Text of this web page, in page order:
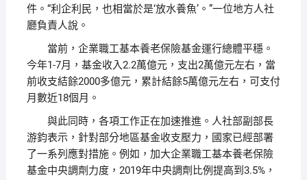
件。“利企利民，也相當於是‘放水養魚’。”一位地方人社
廳負責人說。
當前，企業職工基本養老保險基金運行總體平穩。
今年1-7月，基金收入2.2萬億元，支出2萬億元左右，當
前收支結餘2000多億元，累計結餘5萬億元左右，可支付
月數近18個月。
與此同時，各項工作正在加速推進。人社部副部長
游鈞表示，針對部分地區基金收支壓力，國家已經部署
了一系列應對措施。例如，加大企業職工基本養老保險
基金中央調劑力度，2019年中央調劑比例提高到3.5%，